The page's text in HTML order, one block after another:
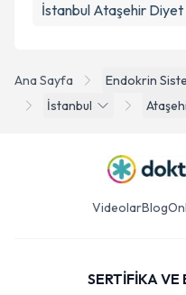
Ana Sayfa
Endokrin
İstanbul
İstanbul Ataşehir
VideolarBlog
SERTİFİKA VE